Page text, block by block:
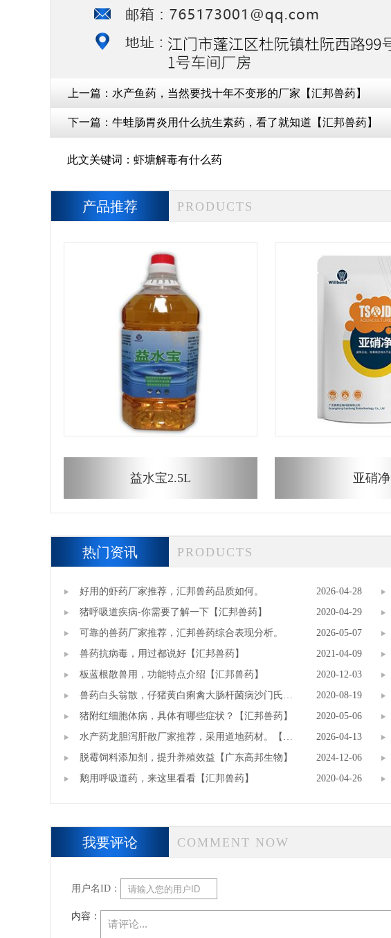
上一篇： 水产鱼药，当然要找十年不变形的厂家【汇邦兽药】
下一篇： 牛蛙肠胃炎用什么抗生素药，看了就知道【汇邦兽药】
此文关键词： 虾塘解毒有什么药
产品推荐 PRODUCTS
益水宝2.5L 亚硝净
热门资讯 PRODUCTS
好用的虾药厂家推荐，汇邦兽药品质如何。 2026-04-28
猪呼吸道疾病-你需要了解一下【汇邦兽药】
2020-04-29
可靠的兽药厂家推荐，汇邦兽药综合表现分析。
2026-05-07
兽药抗病毒，用过都说好【汇邦兽药】
2021-04-09
板蓝根散兽用，功能特点介绍【汇邦兽药】
2020-12-03
兽药白头翁散，仔猪黄白痢禽大肠杆菌病沙门氏菌
鸭传染性浆膜炎
2020-08-19
猪附红细胞体病，具体有哪些症状？【汇邦兽药】
2020-05-06
水产药龙胆泻肝散厂家推荐，采用道地药材。【汇
邦兽药厂】
2026-04-13
脱霉饲料添加剂，提升养殖效益【广东高邦生物】
2024-12-06
鹅用呼吸道药，来这里看看【汇邦兽药】
2020-04-26
我要评论 COMMENT NOW
用户名ID：
内容：